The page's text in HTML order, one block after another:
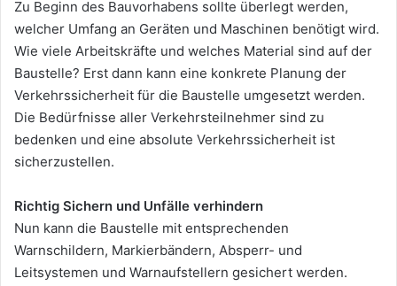
Zu Beginn des Bauvorhabens sollte überlegt werden,
welcher Umfang an Geräten und Maschinen benötigt wird.
Wie viele Arbeitskräfte und welches Material sind auf der
Baustelle? Erst dann kann eine konkrete Planung der
Verkehrssicherheit für die Baustelle umgesetzt werden.
Die Bedürfnisse aller Verkehrsteilnehmer sind zu
bedenken und eine absolute Verkehrssicherheit ist
sicherzustellen.
Richtig Sichern und Unfälle verhindern
Nun kann die Baustelle mit entsprechenden
Warnschildern, Markierbändern, Absperr- und
Leitsystemen und Warnaufstellern gesichert werden.